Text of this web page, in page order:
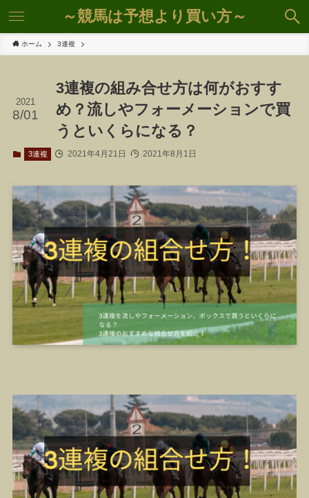
～競馬は予想より買い方～
ホーム 3連複
3連複の組み合せ方は何がおすす
め？流しやフォーメーションで買
うといくらになる？
2021
8/01
3連複 2021年4月21日 2021年8月1日